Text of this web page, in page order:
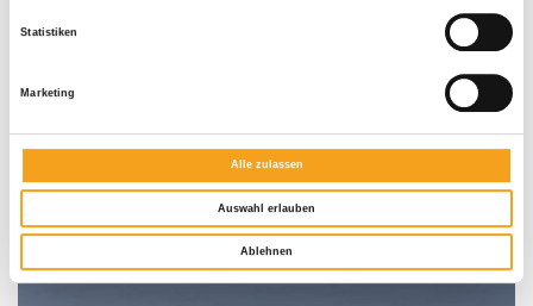
Statistiken
Marketing
Alle zulassen
Auswahl erlauben
Ablehnen
Aufsetz-Außenjalousie